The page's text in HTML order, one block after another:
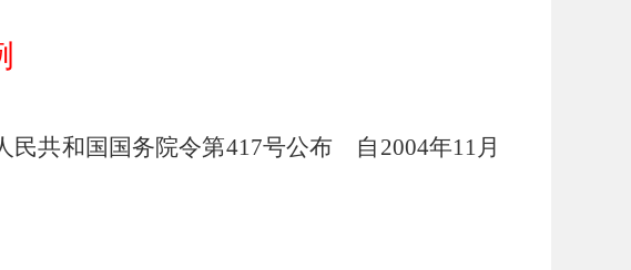
共和国国务院令第417号公布 自2004年11月